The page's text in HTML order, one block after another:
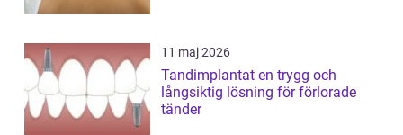
11 maj 2026
Tandimplantat en trygg och
långsiktig lösning för förlorade
tänder